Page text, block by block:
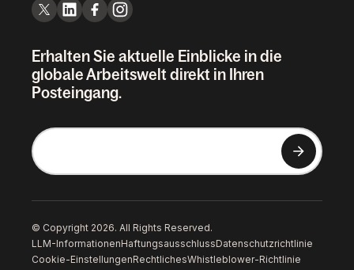
Erhalten Sie aktuelle Einblicke in die
globale Arbeitswelt direkt in Ihren
Posteingang.
© Copyright 2026. All Rights Reserved.
LLM-InformationenHaftungsausschlussDatenschutzrichtlinie
Cookie-EinstellungenRechtlichesWhistleblower-Richtlinie